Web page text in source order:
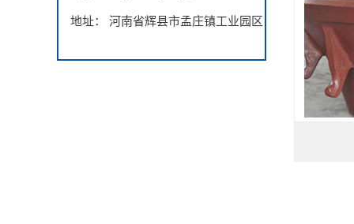
地址： 河南省辉县市孟庄镇工业园区